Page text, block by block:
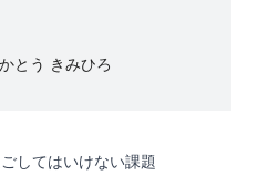
かとう きみひろ
ごしてはいけない課題